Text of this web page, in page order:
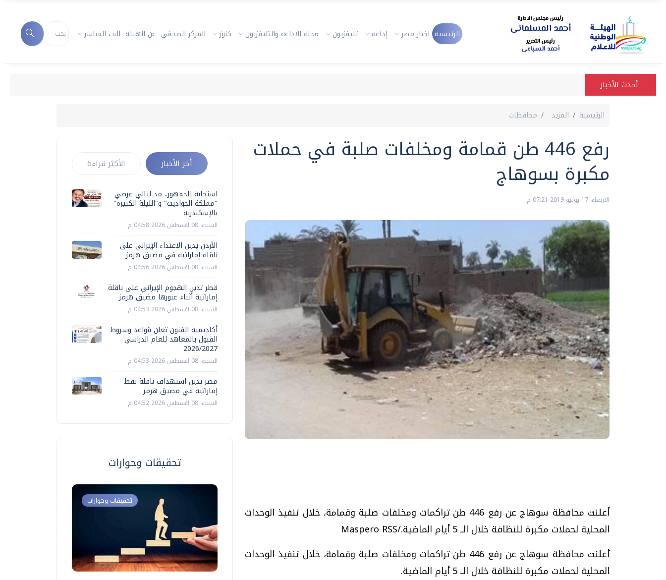
الرئيسية اخبار مصر إذاعة تليفزيون مجلة الاذاعة والتليفزيون كنوز المركز الصحفى عن الهيئة البث المباشر
أحدث الأخبار
الرئيسية المزيد محافظات
رفع 446 طن قمامة ومخلفات صلبة في حملات
مكبرة بسوهاج
الأربعاء، 17 يوليو 2019 07:21 م
أعلنت محافظة سوهاج عن رفع 446 طن تراكمات ومخلفات صلبة وقمامة، خلال تنفيذ الوحدات
المحلية لحملات مكبرة للنظافة خلال الــ 5 أيام الماضية./Maspero RSS
أعلنت محافظة سوهاج عن رفع 446 طن تراكمات ومخلفات صلبة وقمامة، خلال تنفيذ الوحدات
المحلية لحملات مكبرة للنظافة خلال الــ 5 أيام الماضية.
أخر الأخبار الأكثر قراءة
استجابة للجمهور.. مد ليالي عرضي
"مملكة الحواديت" و"الليلة الكبيرة"
بالإسكندرية
السبت، 08 اغسطس 2026 04:58 م
الأردن يدين الاعتداء الإيراني على
ناقلة إماراتية في مضيق هرمز
السبت، 08 اغسطس 2026 04:56 م
قطر تدين الهجوم الإيراني على ناقلة
إماراتية أثناء عبورها مضيق هرمز
السبت، 08 اغسطس 2026 04:53 م
أكاديمية الفنون تعلن قواعد وشروط
القبول بالمعاهد للعام الدراسي
2026/2027
السبت، 08 اغسطس 2026 04:53 م
مصر تدين استهداف ناقلة نفط
إماراتية في مضيق هرمز
السبت، 08 اغسطس 2026 04:52 م
تحقيقات وحوارات
تحقيقات وحوارات